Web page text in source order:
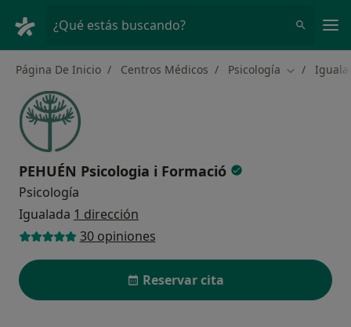
¿Qué estás buscando?
Página De Inicio Centros Médicos Psicología Cambiar de
PEHUÉN Psicologia i Formació
Psicología
Igualada 1 dirección
30 opiniones
Reservar cita